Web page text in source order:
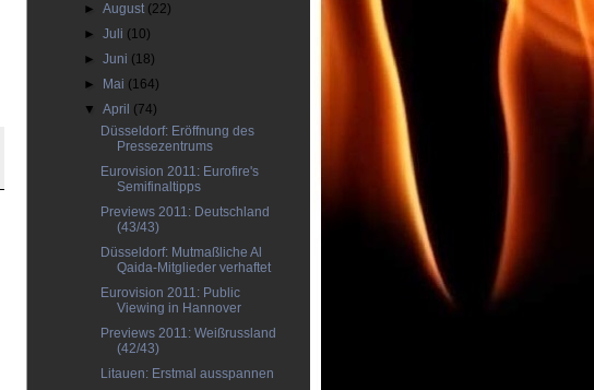
►August (22)
►Juli (10)
►Juni (18)
►
Mai (164)
▼April (74)
Düsseldorf: Eröffnung des
Pressezentrums
Eurovision 2011: Eurofire's
Semifinaltipps
Previews 2011: Deutschland
(43/43)
Düsseldorf: Mutmaßliche Al
Qaida-Mitglieder verhaftet
Eurovision 2011: Public
Viewing in Hannover
Previews 2011: Weißrussland
(42/43)
Litauen: Erstmal ausspannen